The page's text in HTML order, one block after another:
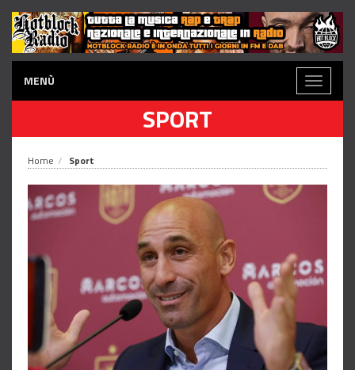
MENÙ
Toggle
SPORT
Home Sport